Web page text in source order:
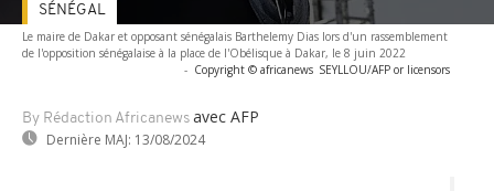
Le maire de Dakar et opposant sénégalais Barthelemy Dias lors d'un rassemblement
de l'opposition sénégalaise à la place de l'Obélisque à Dakar, le 8 juin 2022
- Copyright © africanews SEYLLOU/AFP or licensors
By Rédaction Africanews avec AFP
Dernière MAJ: 13/08/2024
SÉNÉGAL